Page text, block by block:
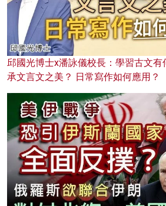
邱國光博士x潘詠儀校長：學習古文
承文言文之美？ 日常寫作如何應用？